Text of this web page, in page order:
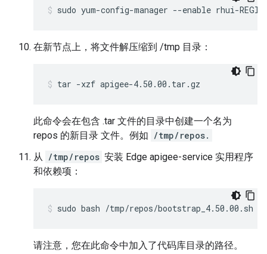
sudo yum-config-manager --enable rhui-
在新节点上，将文件解压缩到 /tmp 目录：
tar -xzf apigee-4.50.00.tar.gz
此命令会在包含 .tar 文件的目录中创建一个名为
repos 的新目录 文件。例如 /tmp/repos.
从 /tmp/repos 安装 Edge apigee-service 实用程序
和依赖项：
sudo bash /tmp/repos/bootstrap_4.50.00.sh
请注意，您在此命令中加入了代码库目录的路径。